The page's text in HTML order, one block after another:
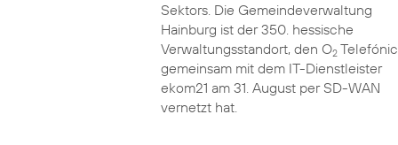
Sektors. Die Gemeindeverwaltung
Hainburg ist der 350. hessische
Verwaltungsstandort, den O2
gemeinsam mit dem IT-Dienstleister
ekom21 am 31. August per SD-WAN
vernetzt hat.